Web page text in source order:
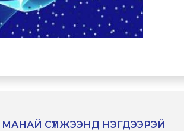
МАНАЙ СҮЛЖЭЭНД НЭГДЭЭРЭЙ